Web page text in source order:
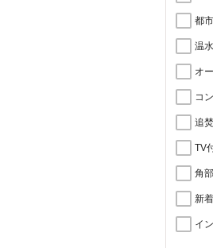
都
温
オ
コ
追
TV
角
新
イ